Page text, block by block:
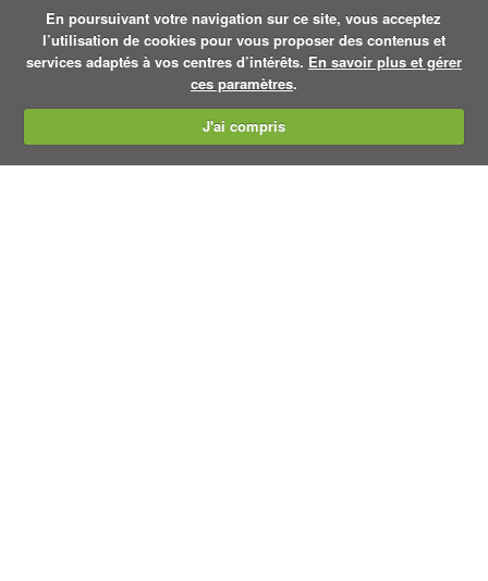
En poursuivant votre navigation sur ce site, vous acceptez
l’utilisation de cookies pour vous proposer des contenus et
services adaptés à vos centres d’intérêts. En savoir plus et gérer
ces paramètres.
J'ai compris